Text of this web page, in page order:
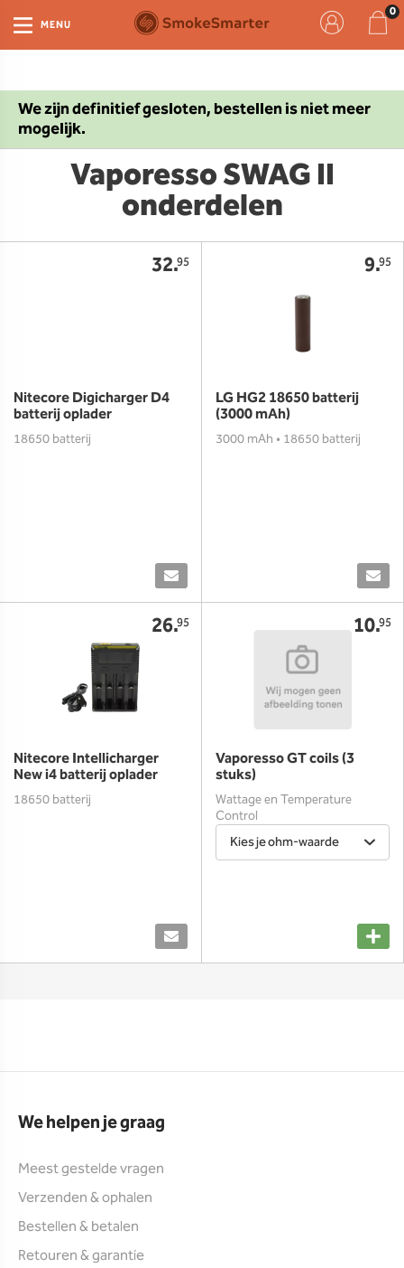
We zijn definitief gesloten, bestellen is niet meer
mogelijk.
MENU
Vaporesso SWAG II
onderdelen
32.95
Nitecore Digicharger D4
batterij oplader
18650 batterij
9.95
LG HG2 18650 batterij
(3000 mAh)
3000 mAh • 18650 batterij
26.95
Nitecore Intellicharger
New i4 batterij oplader
18650 batterij
10.95
Vaporesso GT coils (3
stuks)
Wattage en Temperature
Control
Kies je ohm-waarde
We helpen je graag
Meest gestelde vragen
Verzenden & ophalen
Bestellen & betalen
Retouren & garantie